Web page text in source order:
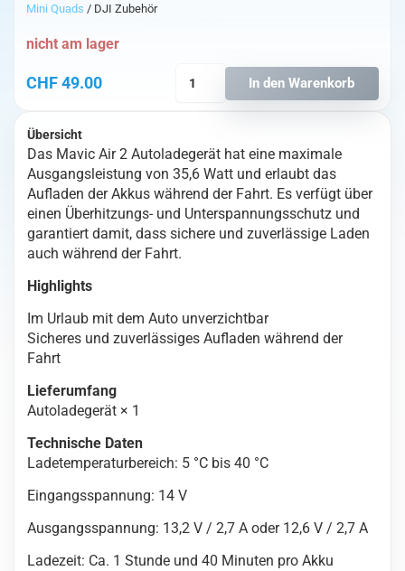
Mini Quads / DJI Zubehör
CHF49.00
nicht am lager
Charger
Menge
In den Warenkorb
Übersicht
Das Mavic Air 2 Autoladegerät hat eine maximale
Ausgangsleistung von 35,6 Watt und erlaubt das
Aufladen der Akkus während der Fahrt. Es verfügt über
einen Überhitzungs- und Unterspannungsschutz und
garantiert damit, dass sichere und zuverlässige Laden
auch während der Fahrt.
Highlights
Im Urlaub mit dem Auto unverzichtbar
Sicheres und zuverlässiges Aufladen während der
Fahrt
Lieferumfang
Autoladegerät × 1
Technische Daten
Ladetemperaturbereich: 5 °C bis 40 °C
Eingangsspannung: 14 V
Ausgangsspannung: 13,2 V / 2,7 A oder 12,6 V / 2,7 A
Ladezeit: Ca. 1 Stunde und 40 Minuten pro Akku